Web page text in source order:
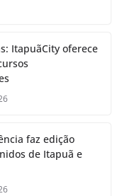
ItapuãCity oferece
faz edição
de Itapuã e